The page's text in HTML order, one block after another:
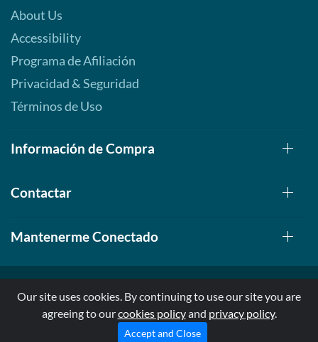
About Us
Accessibility
Programa de Afiliación
Privacidad & Seguridad
Términos de Uso
Información de Compra
Contactar
Mantenerme Conectado
© 1999-2026, AllStarHealth.com | All Rights Reserved
* Estas declaraciones no han sido evaluadas por la FDA
Our site uses cookies. By continuing to use our site you are
agreeing to ourcookies policyand privacy policy.
Accept and Close